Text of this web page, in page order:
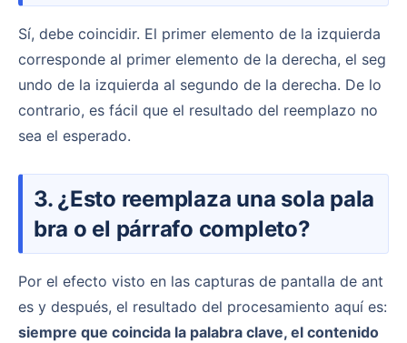
Sí, debe coincidir. El primer elemento de la izquierda
corresponde al primer elemento de la derecha, el seg
undo de la izquierda al segundo de la derecha. De lo
contrario, es fácil que el resultado del reemplazo no
sea el esperado.
3. ¿Esto reemplaza una sola pala
bra o el párrafo completo?
Por el efecto visto en las capturas de pantalla de ant
es y después, el resultado del procesamiento aquí es:
siempre que coincida la palabra clave, el contenido